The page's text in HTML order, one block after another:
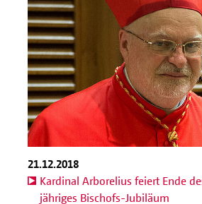
21.12.2018
Kardinal Arborelius feiert Ende
jähriges Bischofs-Jubiläum